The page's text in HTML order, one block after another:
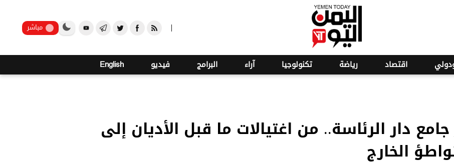
مباشر
اقتصاد رياضة تكنولوجيا آراء البرامج فيديو English
دار الرئاسة.. من اغتيالات ما قبل الأديان إلى
الخارج